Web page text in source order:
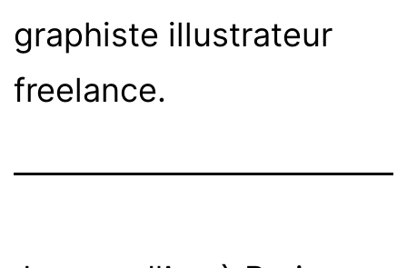
graphiste illustrateur
freelance.